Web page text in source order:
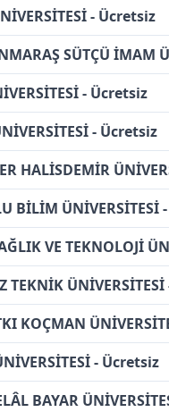
- Ücretsiz
SÜTÇÜ İMAM
- Ücretsiz
- Ücretsiz
HALİSDEMİR
BİLİM ÜNİVERSİTESİ -
VE TEKNOLOJİ
TEKNİK ÜNİVERSİTESİ
KOÇMAN
- Ücretsiz
BAYAR